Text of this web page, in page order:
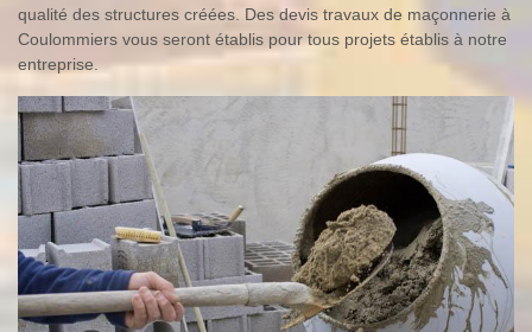
qualité des structures créées. Des devis travaux de maçonnerie à
Coulommiers vous seront établis pour tous projets établis à notre
entreprise.